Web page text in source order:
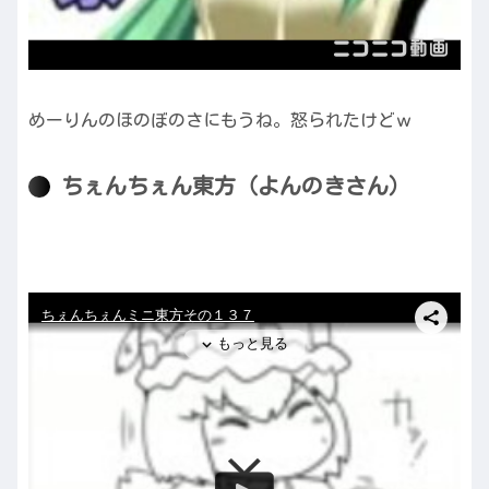
めーりんのほのぼのさにもうね。怒られたけどｗ
ちぇんちぇん東方（よんのきさん）